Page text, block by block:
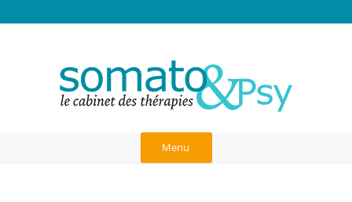
Anick Rosas, Cabinet des thérapies à
Paris
blessure d'abandon, dépendance affective, liens d'attachement,
neurosciences, communication dans le couple, art-thérapie,
psychothérapie corporelle et analytique, psychogénéalogie, gestalt
Menu
Aller
contenu